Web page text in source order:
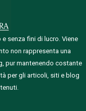
senza fini di lucro. Viene
non rappresenta una
pur mantenendo costante
per gli articoli, siti e blog